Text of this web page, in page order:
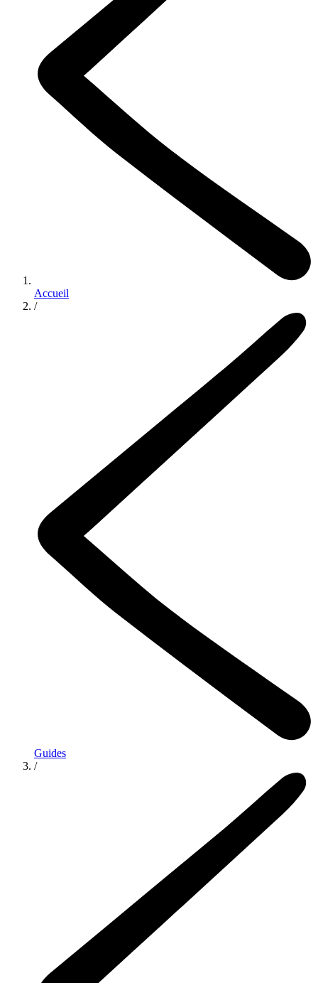
Accueil
/
Guides
/